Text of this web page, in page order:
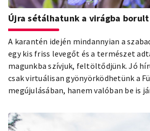
Újra sétálhatunk a virágba
A karantén idején mindannyian a
egy kis friss levegőt és a természet
magunkba szívjuk, feltöltődjünk. Jó
csak virtuálisan gyönyörködhetünk a
megújulásában, hanem valóban be is